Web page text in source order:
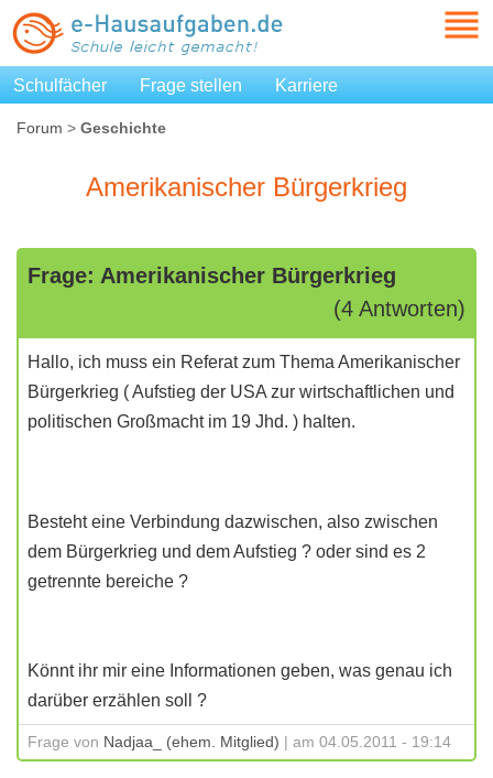
Schulfächer Frage stellen Karriere
Forum > Geschichte
Amerikanischer Bürgerkrieg
Frage: Amerikanischer Bürgerkrieg
(4 Antworten)
Hallo, ich muss ein Referat zum Thema Amerikanischer
Bürgerkrieg ( Aufstieg der USA zur wirtschaftlichen und
politischen Großmacht im 19 Jhd. ) halten.
Besteht eine Verbindung dazwischen, also zwischen
dem Bürgerkrieg und dem Aufstieg ? oder sind es 2
getrennte bereiche ?
Könnt ihr mir eine Informationen geben, was genau ich
darüber erzählen soll ?
Frage von Nadjaa_ (ehem. Mitglied) | am 04.05.2011 - 19:14